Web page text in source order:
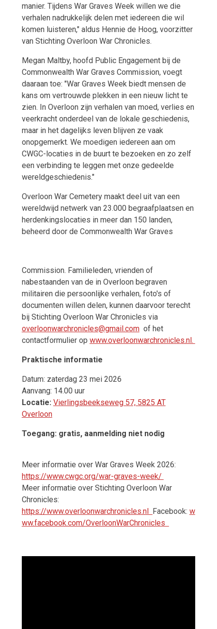
manier. Tijdens War Graves Week willen we die
verhalen nadrukkelijk delen met iedereen die wil
komen luisteren," aldus Hennie de Hoog, voorzitter
van Stichting Overloon War Chronicles.
Megan Maltby, hoofd Public Engagement bij de
Commonwealth War Graves Commission, voegt
daaraan toe: "War Graves Week biedt mensen de
kans om vertrouwde plekken in een nieuw licht te
zien. In Overloon zijn verhalen van moed, verlies en
veerkracht onderdeel van de lokale geschiedenis,
maar in het dagelijks leven blijven ze vaak
onopgemerkt. We moedigen iedereen aan om
CWGC-locaties in de buurt te bezoeken en zo zelf
een verbinding te leggen met onze gedeelde
wereldgeschiedenis."
Overloon War Cemetery maakt deel uit van een
wereldwijd netwerk van 23.000 begraafplaatsen en
herdenkingslocaties in meer dan 150 landen,
beheerd door de Commonwealth War Graves
Commission. Familieleden, vrienden of
nabestaanden van de in Overloon begraven
militairen die persoonlijke verhalen, foto's of
documenten willen delen, kunnen daarvoor terecht
bij Stichting Overloon War Chronicles via
overloonwarchronicles@gmail.comof het
contactformulier op www.overloonwarchronicles.nl.
Praktische informatie
Datum: zaterdag 23 mei 2026
Aanvang: 14.00 uur
Locatie: Vierlingsbeekseweg 57, 5825 AT
Overloon
Toegang: gratis, aanmelding niet nodig
Meer informatie over War Graves Week 2026:
https://www.cwgc.org/war-graves-week/
Meer informatie over Stichting Overloon War
Chronicles:
https://www.overloonwarchronicles.nl Facebook: w
ww.facebook.com/OverloonWarChronicles